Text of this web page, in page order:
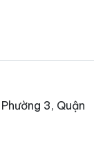
3, Quận